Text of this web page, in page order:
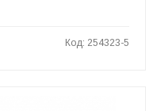
Код: 254323-5